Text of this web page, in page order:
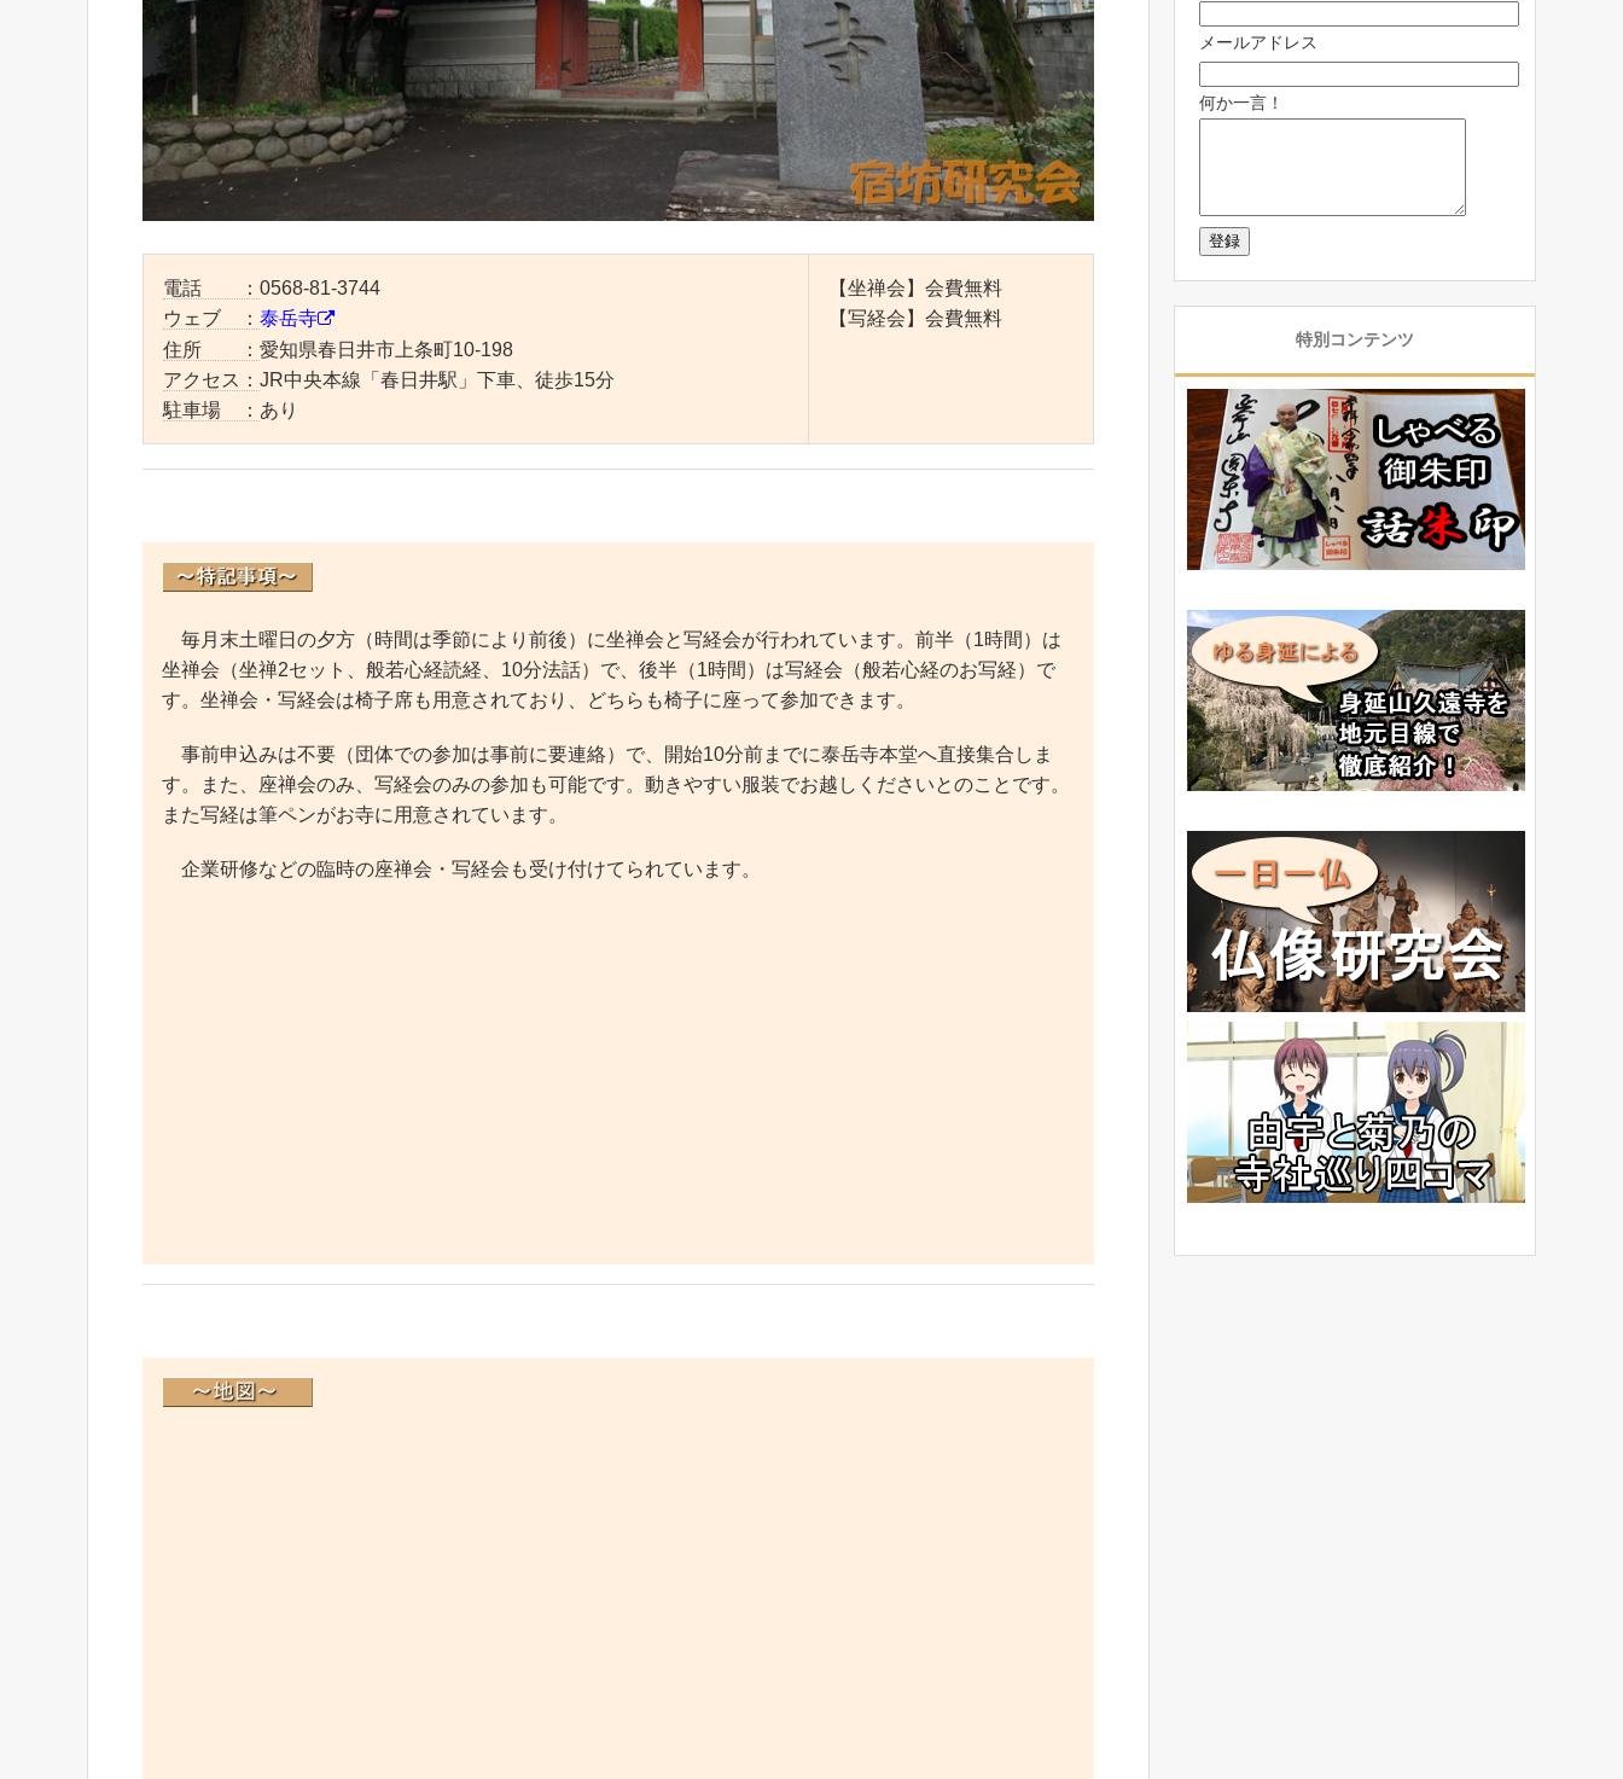
電話 ： 0568-81-3744
ウェブ ： 泰岳寺
住所 ： 愛知県春日井市上条町10-198
アクセス： JR中央本線「春日井駅」下車、徒歩15分
駐車場 ： あり
【坐禅会】会費無料
【写経会】会費無料
毎月末土曜日の夕方（時間は季節により前後）に坐禅会と写経会が行われています。前半（1時間）は
坐禅会（坐禅2セット、般若心経読経、10分法話）で、後半（1時間）は写経会（般若心経のお写経）で
す。坐禅会・写経会は椅子席も用意されており、どちらも椅子に座って参加できます。
事前申込みは不要（団体での参加は事前に要連絡）で、開始10分前までに泰岳寺本堂へ直接集合しま
す。また、座禅会のみ、写経会のみの参加も可能です。動きやすい服装でお越しくださいとのことです。
また写経は筆ペンがお寺に用意されています。
企業研修などの臨時の座禅会・写経会も受け付けてられています。
メールアドレス
何か一言！
特別コンテンツ